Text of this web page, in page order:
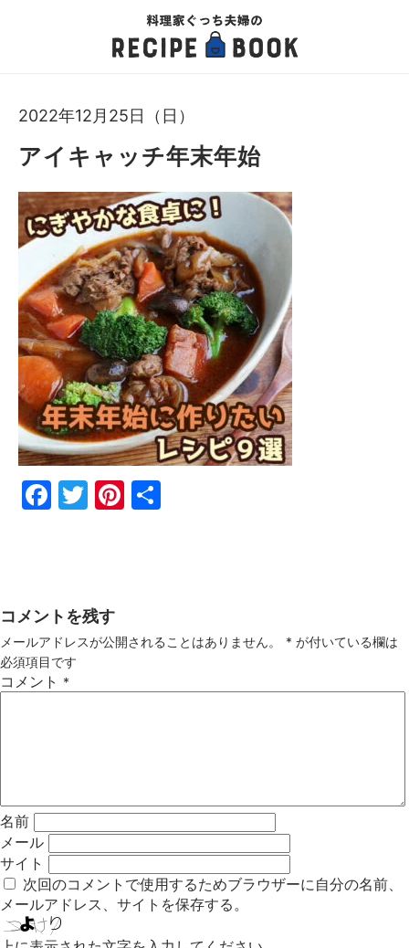
2022年12月25日（日）
アイキャッチ年末年始
Fac
Twi
Pin
コメントを残す
メールアドレスが公開されることはありません。 * が付いている欄は
必須項目です
コメント *
名前
メール
サイト
次回のコメントで使用するためブラウザーに自分の名前、
メールアドレス、サイトを保存する。